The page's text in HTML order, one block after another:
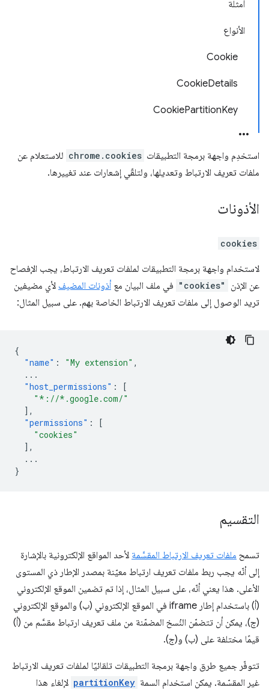
أمثلة
الأنواع
Cookie
CookieDetails
CookiePartitionKey
استخدِم واجهة برمجة التطبيقات chrome.cookies للاستعلام عن
ملفات تعريف الارتباط وتعديلها، ولتلقّي إشعارات عند تغييرها.
الأذونات
cookies
لاستخدام واجهة برمجة التطبيقات لملفات تعريف الارتباط، يجب الإفصاح
عن الإذن
"cookies" في ملف البيان مع أذونات المضيف لأي مضيفين
تريد الوصول إلى ملفات تعريف الارتباط الخاصة بهم. على سبيل المثال:
{
"name" : "My extension" ,
...
"host_permissions" :
[
"*://*.google.com/"
],
"permissions" :
[
"cookies"
],
...
}
التقسيم
تسمح ملفات تعريف الارتباط المقسَّمة لأحد المواقع الإلكترونية بالإشارة
إلى أنّه يجب ربط ملفات تعريف ارتباط معيّنة بمصدر الإطار ذي المستوى
الأعلى. هذا يعني أنّه، على سبيل المثال، إذا تم تضمين الموقع الإلكتروني
(أ) باستخدام إطار iframe في الموقع الإلكتروني (ب) والموقع الإلكتروني
(ج)، يمكن أن تتضمّن النُسخ المضمّنة من ملف تعريف ارتباط مقسَّم من (أ)
قيمًا مختلفة على (ب) و(ج).
تتوفّر جميع طرق واجهة برمجة التطبيقات تلقائيًا لملفات تعريف الارتباط
غير المقسّمة. يمكن استخدام السمة partitionKey لإلغاء هذا